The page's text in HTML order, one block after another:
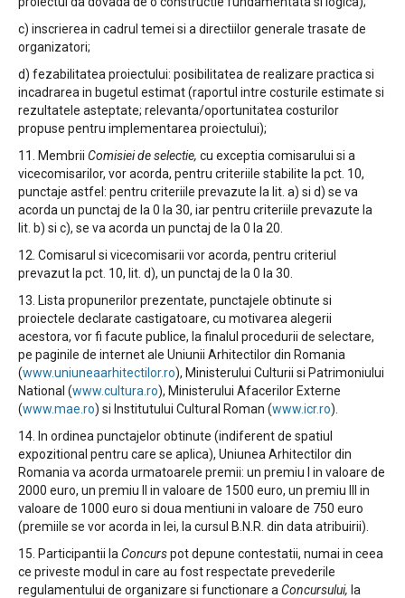
c) inscrierea in cadrul temei si a directiilor generale trasate de
organizatori;
d) fezabilitatea proiectului: posibilitatea de realizare practica si
incadrarea in bugetul estimat (raportul intre costurile estimate si
rezultatele asteptate; relevanta/oportunitatea costurilor
propuse pentru implementarea proiectului);
11. Membrii Comisiei de selectie, cu exceptia comisarului si a
vicecomisarilor, vor acorda, pentru criteriile stabilite la pct. 10,
punctaje astfel: pentru criteriile prevazute la lit. a) si d) se va
acorda un punctaj de la 0 la 30, iar pentru criteriile prevazute la
lit. b) si c), se va acorda un punctaj de la 0 la 20.
12. Comisarul si vicecomisarii vor acorda, pentru criteriul
prevazut la pct. 10, lit. d), un punctaj de la 0 la 30.
13. Lista propunerilor prezentate, punctajele obtinute si
proiectele declarate castigatoare, cu motivarea alegerii
acestora, vor fi facute publice, la finalul procedurii de selectare,
pe paginile de internet ale Uniunii Arhitectilor din Romania
(www.uniuneaarhitectilor.ro), Ministerului Culturii si Patrimoniului
National (www.cultura.ro), Ministerului Afacerilor Externe
(www.mae.ro) si Institutului Cultural Roman (www.icr.ro).
14. In ordinea punctajelor obtinute (indiferent de spatiul
expozitional pentru care se aplica), Uniunea Arhitectilor din
Romania va acorda urmatoarele premii: un premiu I in valoare de
2000 euro, un premiu II in valoare de 1500 euro, un premiu III in
valoare de 1000 euro si doua mentiuni in valoare de 750 euro
(premiile se vor acorda in lei, la cursul B.N.R. din data atribuirii).
15. Participantii la Concurspot depune contestatii, numai in ceea
ce priveste modul in care au fost respectate prevederile
regulamentului de organizare si functionare a Concursului, la